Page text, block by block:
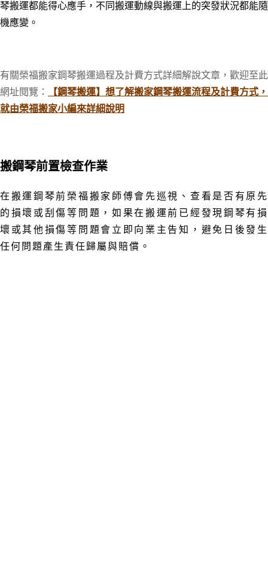
琴搬運都能得心應手，不同搬運動線與搬運上的突發狀況都能隨
機應變。
有關榮福搬家鋼琴搬運過程及計費方式詳細解說文章，歡迎至此
網址閱覽：
【鋼琴搬運】想了解搬家鋼琴搬運流程及計費方式，
就由榮福搬家小編來詳細說明
搬鋼琴前置檢查作業
在搬運鋼琴前榮福搬家師傅會先巡視、查看是否有原先
的損壞或刮傷等問題， 如果在搬運前已經發現鋼琴有損
壞或其他損傷等問題會立即向業主告知， 避免日後發生
任何問題產生 責任歸屬與賠償 。